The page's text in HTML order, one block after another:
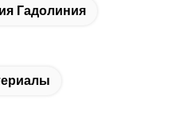
Гадолиния